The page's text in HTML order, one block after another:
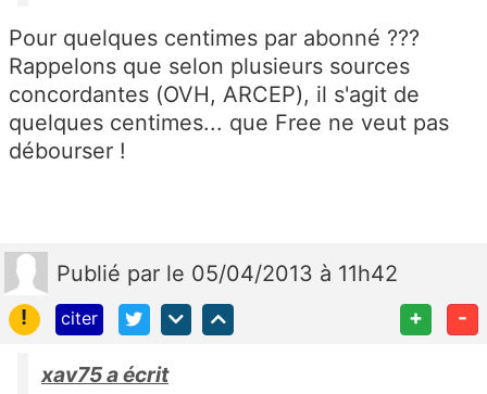
Pour quelques centimes par abonné ???
Rappelons que selon plusieurs sources
concordantes (OVH, ARCEP), il s'agit de
quelques centimes... que Free ne veut pas
débourser !
Publié par le 05/04/2013 à 11h42
!
citer + -
xav75 a écrit